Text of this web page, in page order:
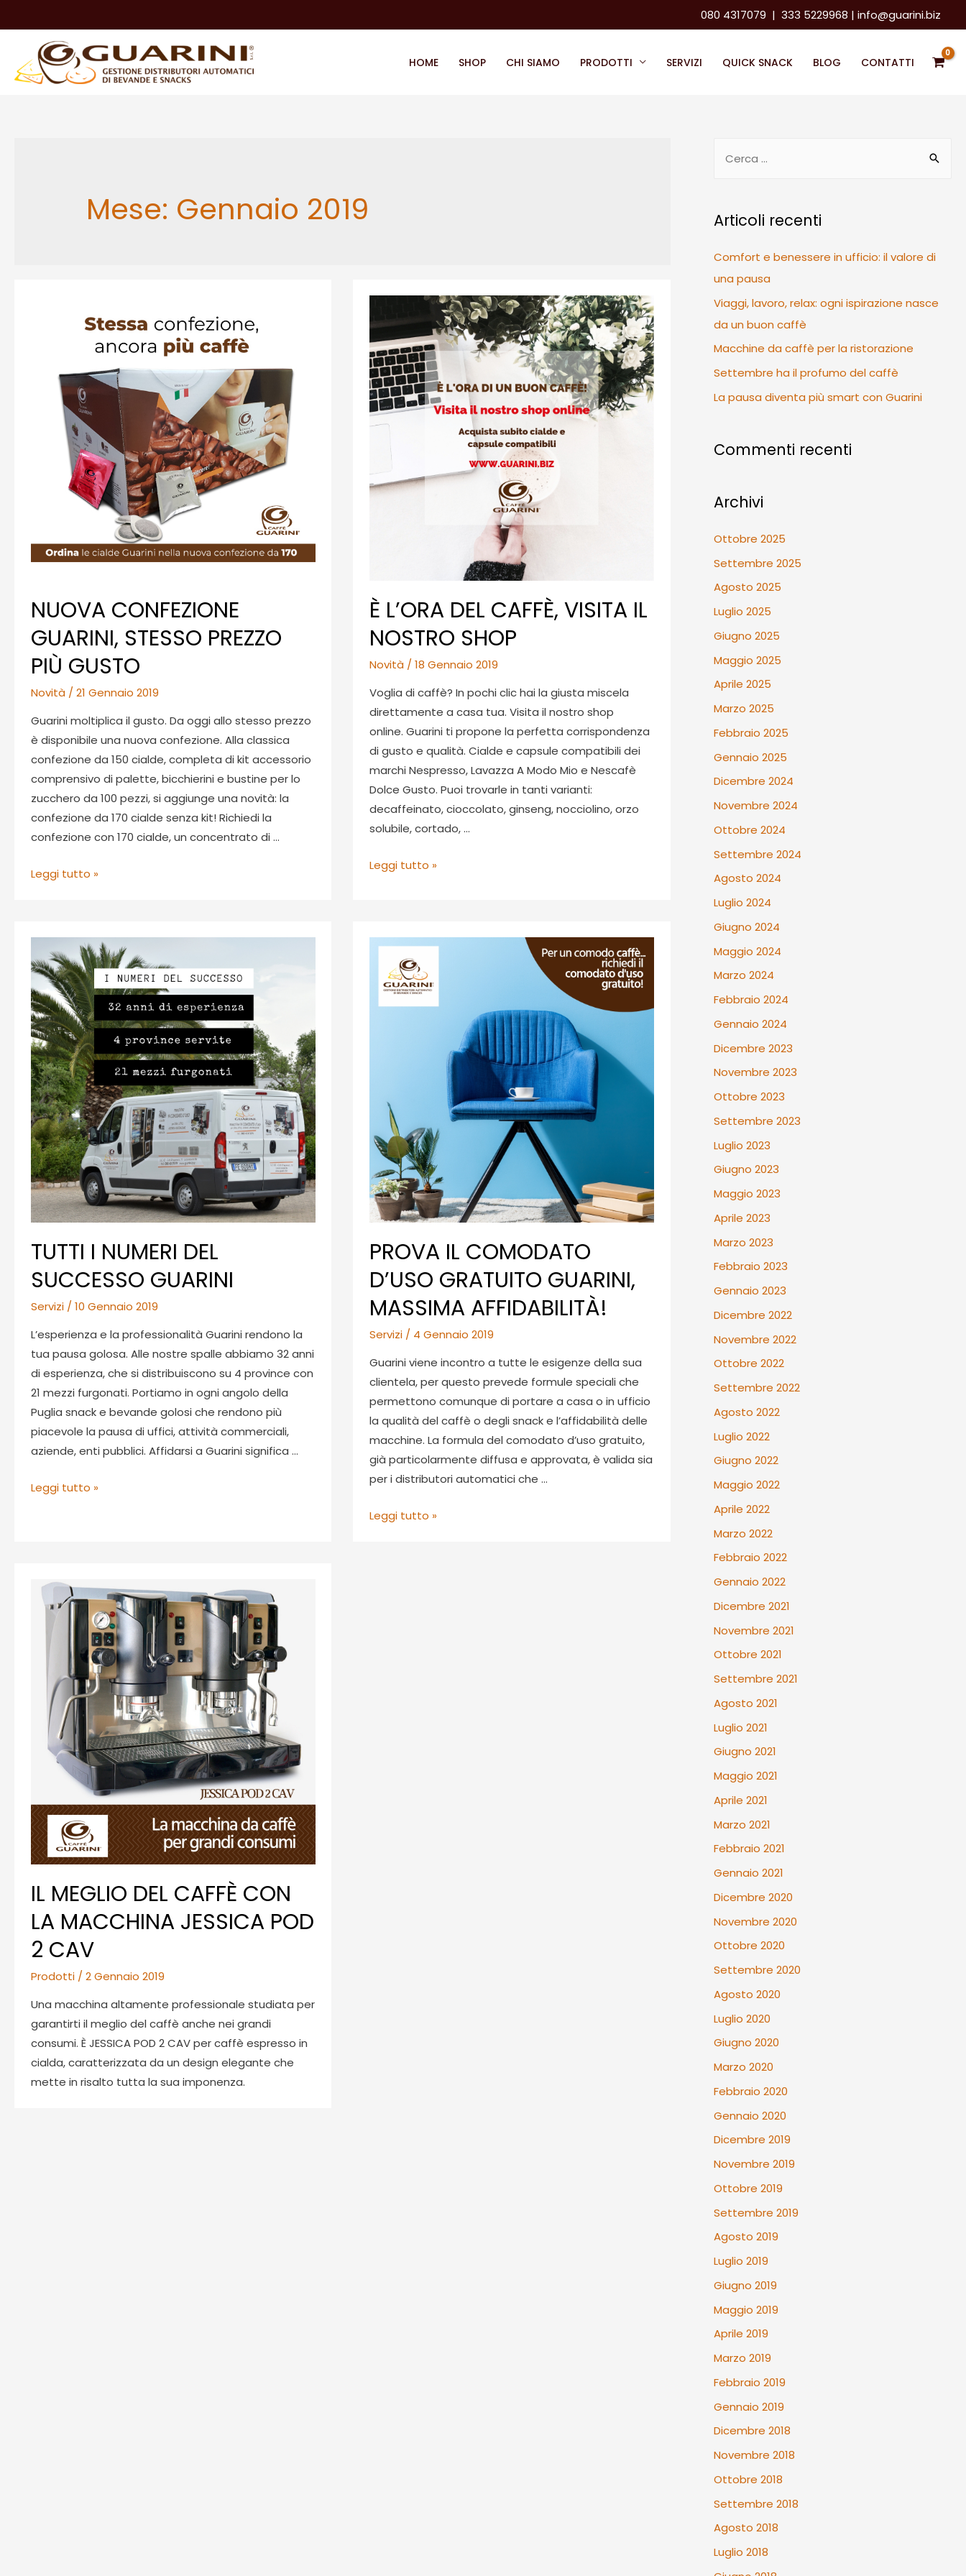
080 4317079 | 333 5229968 | info@guarini.biz
HOME SHOP CHI SIAMO PRODOTTI SERVIZI QUICK SNACK BLOG CONTATTI
Mese: Gennaio 2019
NUOVA CONFEZIONE
GUARINI, STESSO PREZZO
PIÙ GUSTO
Novità / 21 Gennaio 2019
Guarini moltiplica il gusto. Da oggi allo stesso prezzo
è disponibile una nuova confezione. Alla classica
confezione da 150 cialde, completa di kit accessorio
comprensivo di palette, bicchierini e bustine per lo
zucchero da 100 pezzi, si aggiunge una novità: la
confezione da 170 cialde senza kit! Richiedi la
confezione con 170 cialde, un concentrato di …
NUOVA
PREZZO
PIÙ
GUSTO
Leggi tutto »
È L’ORA DEL CAFFÈ, VISITA IL
NOSTRO SHOP
Novità / 18 Gennaio 2019
Voglia di caffè? In pochi clic hai la giusta miscela
direttamente a casa tua. Visita il nostro shop
online. Guarini ti propone la perfetta corrispondenza
di gusto e qualità. Cialde e capsule compatibili dei
marchi Nespresso, Lavazza A Modo Mio e Nescafè
Dolce Gusto. Puoi trovarle in tanti varianti:
decaffeinato, cioccolato, ginseng, nocciolino, orzo
solubile, cortado, …
È
VISITA
NOSTRO
Leggi tutto »
TUTTI I NUMERI DEL
SUCCESSO GUARINI
Servizi/ 10 Gennaio 2019
L’esperienza e la professionalità Guarini rendono la
tua pausa golosa. Alle nostre spalle abbiamo 32 anni
di esperienza, che si distribuiscono su 4 province con
21 mezzi furgonati. Portiamo in ogni angolo della
Puglia snack e bevande golosi che rendono più
piacevole la pausa di uffici, attività commerciali,
aziende, enti pubblici. Affidarsi a Guarini significa …
TUTTI
GUARINI
Leggi tutto »
PROVA IL COMODATO
D’USO GRATUITO GUARINI,
MASSIMA AFFIDABILITÀ!
Servizi/ 4 Gennaio 2019
Guarini viene incontro a tutte le esigenze della sua
clientela, per questo prevede formule speciali che
permettono comunque di portare a casa o in ufficio
la qualità del caffè o degli snack e l’affidabilità delle
macchine. La formula del comodato d’uso gratuito,
già particolarmente diffusa e approvata, è valida sia
per i distributori automatici che …
PROVA
Leggi tutto »
IL MEGLIO DEL CAFFÈ CON
LA MACCHINA JESSICA POD
2 CAV
Prodotti/ 2 Gennaio 2019
Una macchina altamente professionale studiata per
garantirti il meglio del caffè anche nei grandi
consumi. È JESSICA POD 2 CAV per caffè espresso in
cialda, caratterizzata da un design elegante che
mette in risalto tutta la sua imponenza.
e
c
a
p
e
r
Articoli recenti
Comfort e benessere in ufficio: il valore di
una pausa
Viaggi, lavoro, relax: ogni ispirazione nasce
da un buon caffè
Macchine da caffè per la ristorazione
Settembre ha il profumo del caffè
La pausa diventa più smart con Guarini
Commenti recenti
Archivi
Ottobre 2025
Settembre 2025
Agosto 2025
Luglio 2025
Giugno 2025
Maggio 2025
Aprile 2025
Marzo 2025
Febbraio 2025
Gennaio 2025
Dicembre 2024
Novembre 2024
Ottobre 2024
Settembre 2024
Agosto 2024
Luglio 2024
Giugno 2024
Maggio 2024
Marzo 2024
Febbraio 2024
Gennaio 2024
Dicembre 2023
Novembre 2023
Ottobre 2023
Settembre 2023
Luglio 2023
Giugno 2023
Maggio 2023
Aprile 2023
Marzo 2023
Febbraio 2023
Gennaio 2023
Dicembre 2022
Novembre 2022
Ottobre 2022
Settembre 2022
Agosto 2022
Luglio 2022
Giugno 2022
Maggio 2022
Aprile 2022
Marzo 2022
Febbraio 2022
Gennaio 2022
Dicembre 2021
Novembre 2021
Ottobre 2021
Settembre 2021
Agosto 2021
Luglio 2021
Giugno 2021
Maggio 2021
Aprile 2021
Marzo 2021
Febbraio 2021
Gennaio 2021
Dicembre 2020
Novembre 2020
Ottobre 2020
Settembre 2020
Agosto 2020
Luglio 2020
Giugno 2020
Marzo 2020
Febbraio 2020
Gennaio 2020
Dicembre 2019
Novembre 2019
Ottobre 2019
Settembre 2019
Agosto 2019
Luglio 2019
Giugno 2019
Maggio 2019
Aprile 2019
Marzo 2019
Febbraio 2019
Gennaio 2019
Dicembre 2018
Novembre 2018
Ottobre 2018
Settembre 2018
Agosto 2018
Luglio 2018